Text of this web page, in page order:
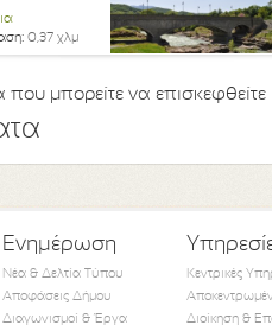
0,37 χλμ
που μπορείτε να επισκεφθείτε
Ενημέρωση
Νέα & Δελτία Τύπου
Αποφάσεις Δήμου
Διαγωνισμοί & Έργα
Κεντρικές
Διοίκηση &